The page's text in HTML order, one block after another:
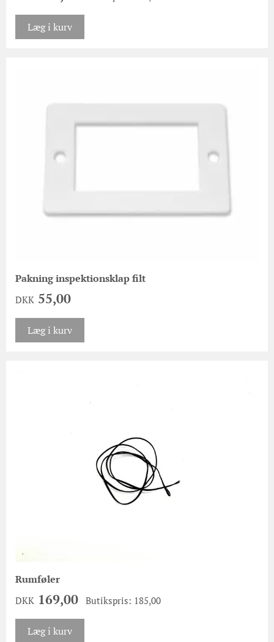
Læg i kurv
Pakning inspektionsklap filt
DKK 55,00
Læg i kurv
Rumføler
DKK 169,00 Butikspris: 185,00
Læg i kurv